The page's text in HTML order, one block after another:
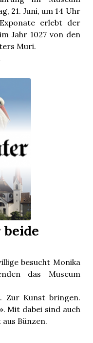
21. Juni, um 14 Uhr
erlebt der
Jahr 1027 von den
Muri.
besucht Monika
das Museum
Zur Kunst bringen.
Mit dabei sind auch
Bünzen.